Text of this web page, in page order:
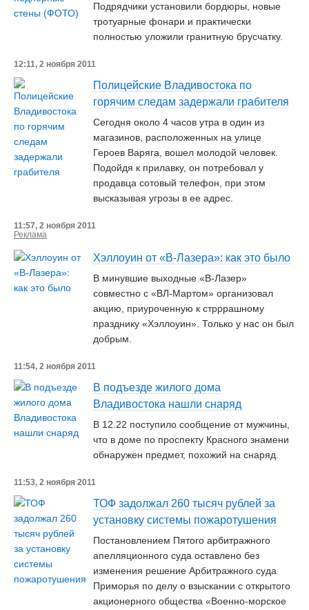
Подрядчики установили бордюры, новые
тротуарные фонари и практически
полностью уложили гранитную брусчатку.
12:11, 2 ноября 2011
Полицейские Владивостока по
горячим следам задержали грабителя
Сегодня около 4 часов утра в один из
магазинов, расположенных на улице
Героев Варяга, вошел молодой человек.
Подойдя к прилавку, он потребовал у
продавца сотовый телефон, при этом
высказывая угрозы в ее адрес.
11:57, 2 ноября 2011
Реклама
Хэллоуин от «В-Лазера»: как это было
В минувшие выходные «В-Лазер»
совместно с «ВЛ-Мартом» организовал
акцию, приуроченную к стрррашному
празднику «Хэллоуин». Только у нас он был
добрым.
11:54, 2 ноября 2011
В подъезде жилого дома
Владивостока нашли снаряд
В 12.22 поступило сообщение от мужчины,
что в доме по проспекту Красного знамени
обнаружен предмет, похожий на снаряд.
11:53, 2 ноября 2011
ТОФ задолжал 260 тысяч рублей за
установку системы пожаротушения
Постановлением Пятого арбитражного
апелляционного суда оставлено без
изменения решение Арбитражного суда
Приморья по делу о взыскании с открытого
акционерного общества «Военно-морское